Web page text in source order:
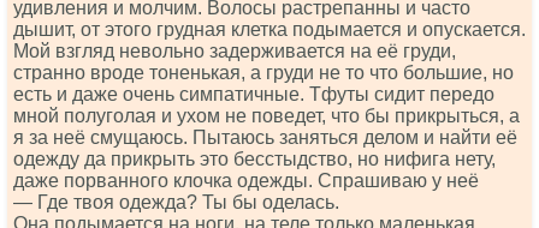
удивления и молчим. Волосы растрепанны и часто
дышит, от этого грудная клетка подымается и опускается.
Мой взгляд невольно задерживается на её груди,
странно вроде тоненькая, а груди не то что большие, но
есть и даже очень симпатичные. Тфуты сидит передо
мной полуголая и ухом не поведет, что бы прикрыться, а
я за неё смущаюсь. Пытаюсь заняться делом и найти её
одежду да прикрыть это бесстыдство, но нифига нету,
даже порванного клочка одежды. Спрашиваю у неё
— Где твоя одежда? Ты бы оделась.
Она подымается на ноги, на теле только маленькая